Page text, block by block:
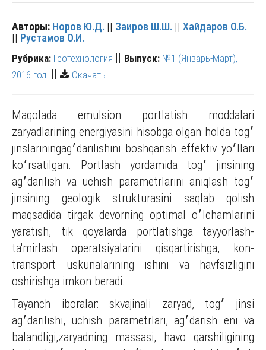
Авторы: Норов Ю.Д. || Заиров Ш.Ш. || Хайдаров О.Б.
|| Рустамов О.И.
Рубрика: Геотехнология || Выпуск: №1 (Январь-Март),
2016 год. || Скачать
Maqolada emulsion portlatish moddalari
zaryadlarining energiyasini hisobga olgan holda tog׳
jinslariningag׳darilishini boshqarish effektiv yo׳llari
ko׳rsatilgan. Portlash yordamida tog׳ jinsining
ag׳darilish va uchish parametrlarini aniqlash tog׳
jinsining geologik strukturasini saqlab qolish
maqsadida tirgak devorning optimal o׳lchamlarini
yaratish, tik qoyalarda portlatishga tayyorlash-
ta'mirlash operatsiyalarini qisqartirishga, kon-
transport uskunalarining ishini va havfsizligini
oshirishga imkon beradi.
Tayanch iboralar: skvajinali zaryad, tog׳ jinsi
ag׳darilishi, uchish parametrlari, ag׳darish eni va
balandligi,zaryadning massasi, havo qarshiligining